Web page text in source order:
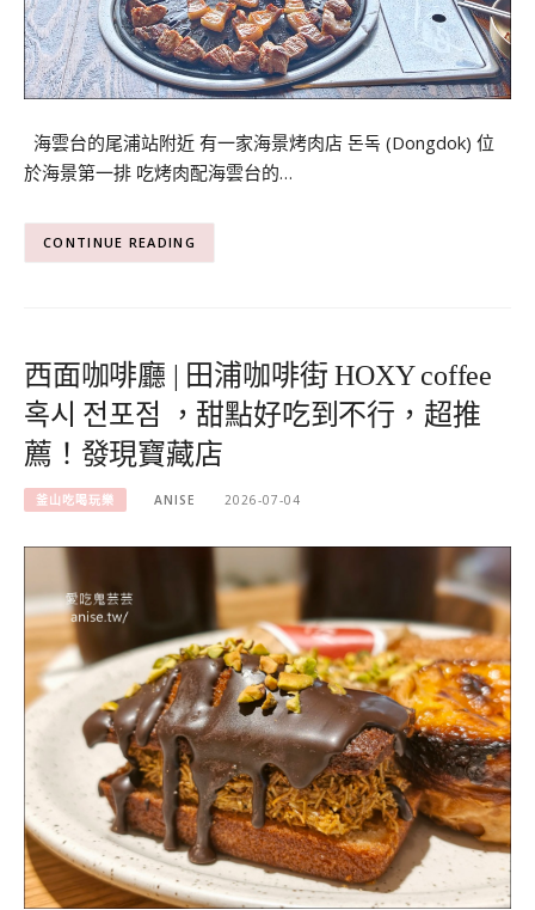
海雲台的尾浦站附近 有一家海景烤肉店 돈독 (Dongdok) 位
於海景第一排 吃烤肉配海雲台的…
CONTINUE READING
西面咖啡廳 | 田浦咖啡街 HOXY coffee
혹시 전포점 ，甜點好吃到不行，超推
薦！發現寶藏店
釜山吃喝玩樂 ANISE 2026-07-04